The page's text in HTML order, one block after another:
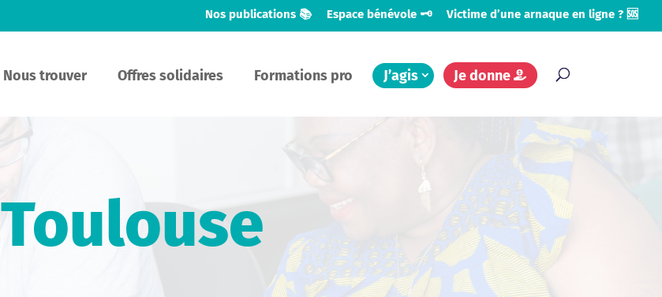
Nos publications 📚 Espace bénévole 🗝️ Victime d’une arnaque en ligne ? 🆘
Nous trouver Offres solidaires Formations pro J’agis Je donne
Toulouse